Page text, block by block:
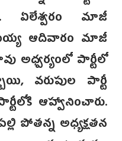
ఏలేశ్వరం మాజీ
ఆదివారం మాజీ
అధ్వర్యంలో పార్టీలో
వరుపుల పార్టీ
ఆహ్వానించారు.
పోతన్న అధ్యక్షతన